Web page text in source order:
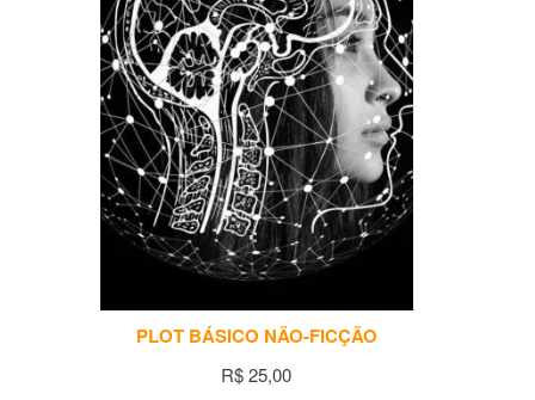
PLOT BÁSICO NÃO-FICÇÃO
R$25,00